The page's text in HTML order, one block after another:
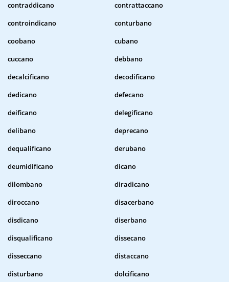
contraddicano
contrattaccano
controindicano
conturbano
coobano
cubano
cuccano
debbano
decalcificano
decodificano
dedicano
defecano
deificano
delegificano
delibano
deprecano
dequalificano
derubano
deumidificano
dicano
dilombano
diradicano
diroccano
disacerbano
disdicano
diserbano
disqualificano
dissecano
disseccano
distaccano
disturbano
dolcificano